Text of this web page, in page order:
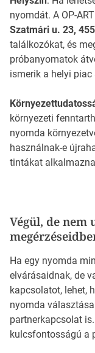
nyomdát. A OP-
Szatmári u. 23,
találkozókat, és
próbanyomatok
ismerik a helyi
környezeti
nyomda
használnak-e
tintákat
Végül, de nem
Ha egy nyomda
elvárásaidnak, de
kapcsolatot, lehet,
nyomda
partnerkapcsolat
kulcsfontosságú a